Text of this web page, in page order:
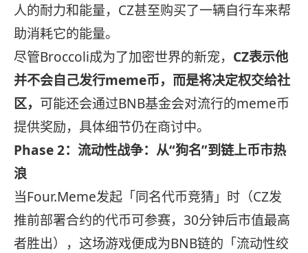
人的耐力和能量，CZ甚至购买了一辆自行车来帮
助消耗它的能量。
尽管Broccoli成为了加密世界的新宠， CZ表示他
并不会自己发行meme币，而是将决定权交给社
区， 可能还会通过BNB基金会对流行的meme币
提供奖励，具体细节仍在商讨中。
Phase 2：流动性战争：从“狗名”到链上币市热
浪
当Four.Meme发起「同名代币竞猜」时（CZ发
推前部署合约的代币可参赛，30分钟后市值最高
者胜出），这场游戏便成为BNB链的「流动性绞